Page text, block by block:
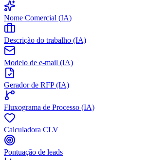
Nome Comercial (IA)
Descrição do trabalho (IA)
Modelo de e-mail (IA)
Gerador de RFP (IA)
Fluxograma de Processo (IA)
Calculadora CLV
Pontuação de leads